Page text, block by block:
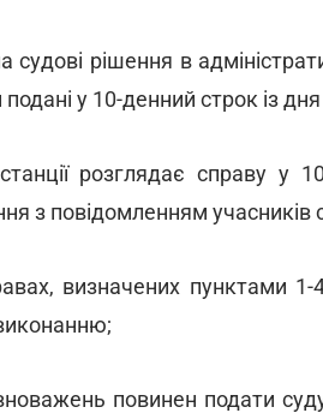
судові рішення в
у 10-денний строк із
розглядає справу у
з повідомленням учасників
визначених пунктами
повинен подати